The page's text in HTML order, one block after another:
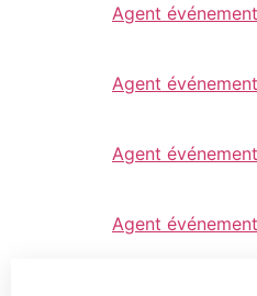
Agent
Agent
Agent
Agent